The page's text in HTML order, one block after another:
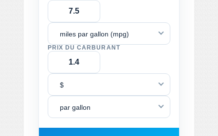
miles par gallon (mpg)
PRIX DU CARBURANT
$
par gallon